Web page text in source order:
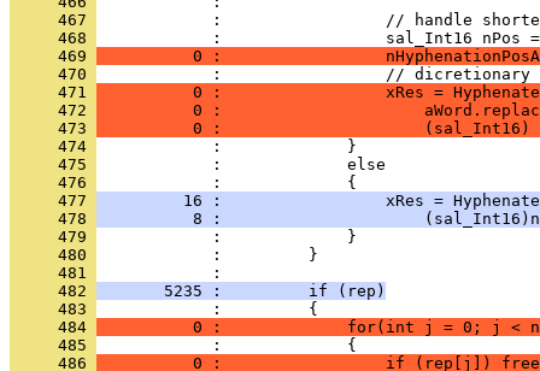
     467
     468
     469
0 :
     470
     471
0 :                 xRes =
     472
0 :
     473
0 :                     (sal_Int16)
     474
     475
     476
     477
16 :                 xRes =
     478
8 :
     479
     480
     481
     482
       5235 :         if (rep)
     483
     484
0 :             for(int j = 0; j <
     485
     486
0 :                 if (rep[j])